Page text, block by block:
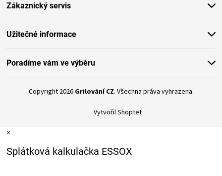
Zákaznický servis
Užitečné informace
Poradíme vám ve výběru
Vytvořil Shoptet
Copyright 2026 Grilování CZ. Všechna práva vyhrazena.
×
Splátková kalkulačka ESSOX